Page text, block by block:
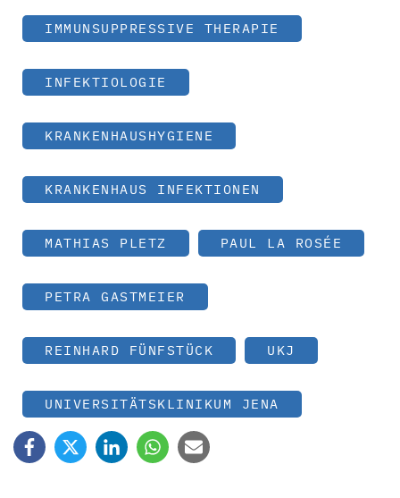
IMMUNSUPPRESSIVE THERAPIE
INFEKTIOLOGIE
KRANKENHAUSHYGIENE
KRANKENHAUS INFEKTIONEN
MATHIAS PLETZ PAUL LA ROSÉE
PETRA GASTMEIER
REINHARD FÜNFSTÜCK UKJ
UNIVERSITÄTSKLINIKUM JENA